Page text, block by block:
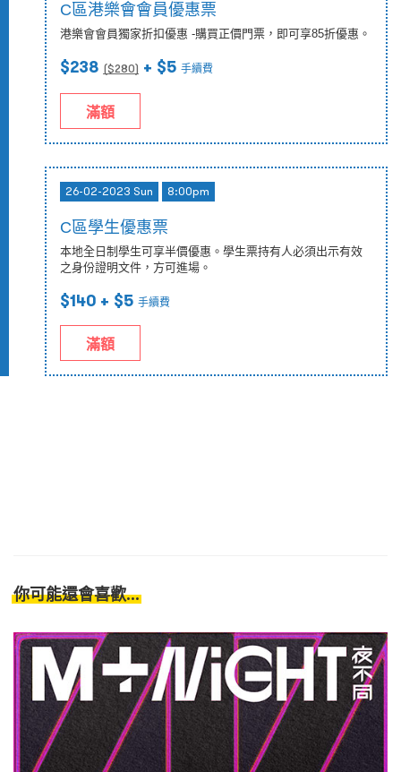
C區港樂會會員優惠票
港樂會會員獨家折扣優惠 -購買正價門票，即可享85折優惠。
$238 ($280) + $5 手續費
滿額
26-02-2023 Sun 8:00pm
C區學生優惠票
本地全日制學生可享半價優惠。學生票持有人必須出示有效
之身份證明文件，方可進場。
$140 + $5 手續費
滿額
你可能還會喜歡...